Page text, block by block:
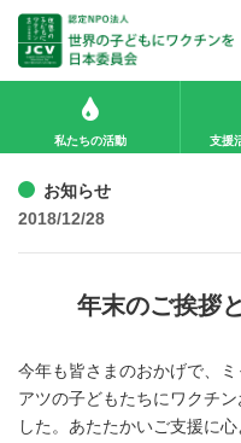
私たちの活動 支援
お知らせ
2018/12/28
年末のご挨拶
今年も皆さまのおかげで、
アツの子どもたちにワクチ
した。あたたかいご支援に心